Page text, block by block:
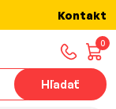
Kontakt
0
Hľadať